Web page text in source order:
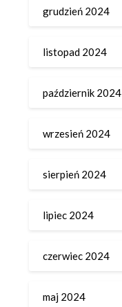
grudzień 2024
listopad 2024
październik 2024
wrzesień 2024
sierpień 2024
lipiec 2024
czerwiec 2024
maj 2024